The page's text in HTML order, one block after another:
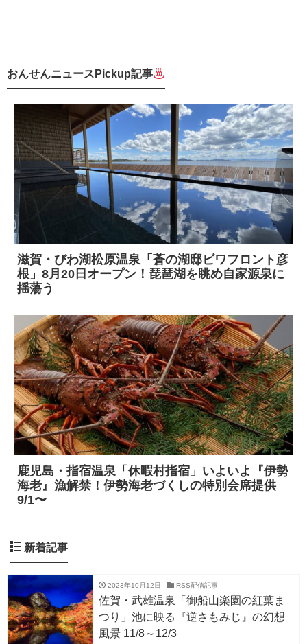
おんせんニュースPickup記事
新着記事
2023年10月12日 RSS配信記事
佐賀・武雄温泉「御船山楽園の紅葉ま
つり」池に映る『逆さもみじ』の幻想
風景 11/8～12/3